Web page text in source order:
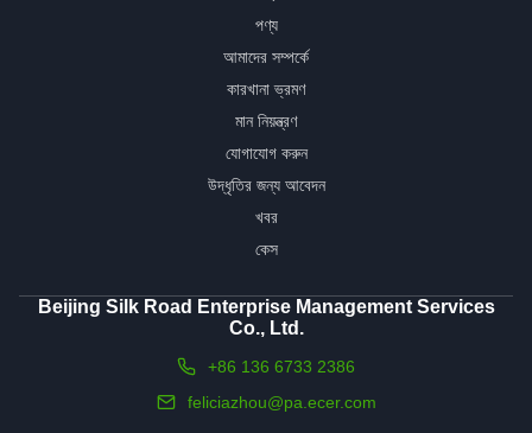
পণ্য
আমাদের সম্পর্কে
কারখানা ভ্রমণ
মান নিয়ন্ত্রণ
যোগাযোগ করুন
উদ্ধৃতির জন্য আবেদন
খবর
কেস
Beijing Silk Road Enterprise Management Services
Co., Ltd.
+86 136 6733 2386
feliciazhou@pa.ecer.com